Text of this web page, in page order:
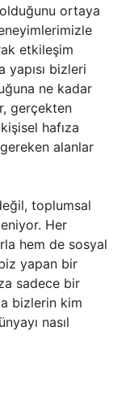
ortaya
etkileşim
yapısı bizleri
ne kadar
gerçekten
hafıza
alanlar
toplumsal
Her
hem de sosyal
yapan bir
sadece bir
bizlerin kim
nasıl